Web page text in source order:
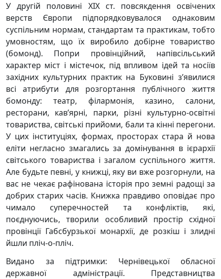
У другій половині ХІХ ст. повсякдення освічених
верств Європи підпорядковувалося однаковим
суспільним нормам, стандартам та практикам, тобто
умовностям, що їх виробило добірне товариство
(бомонд). Попри провінційний, напівсільський
характер міст і містечок, під впливом ідей та носіїв
західних культурних практик на Буковині з’явилися
всі атрибути для розгортання публічного життя
бомонду: театр, філармонія, казино, салони,
ресторани, кав’ярні, парки, різні культурно-освітні
товариства, світські прийоми, бали та кінні перегони.
У цих інституціях, формах, просторах стара й нова
еліти негласно змагались за домінування в ієрархії
світського товариства і загалом суспільного життя.
Але будьте певні, у книжці, яку ви вже розгорнули, на
вас не чекає рафінована історія про земні радощі за
добрих старих часів. Книжка правдиво оповідає про
чимало суперечностей та конфліктів, які,
поєднуючись, творили особливий простір східної
провінції Габсбурзької монархії, де розкіш і злидні
йшли пліч-о-пліч.
Видано за підтримки: Чернівецької обласної
державної адміністрації. Представництва